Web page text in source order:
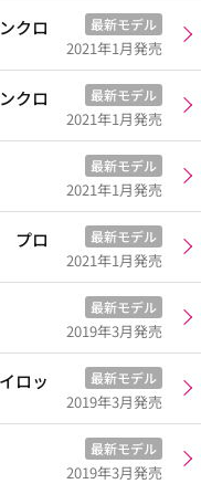
クロ
最新モデル
2021年1月発売
クロ
最新モデル
2021年1月発売
最新モデル
2021年1月発売
プロ
最新モデル
2021年1月発売
最新モデル
2019年3月発売
ロッ
最新モデル
2019年3月発売
最新モデル
2019年3月発売